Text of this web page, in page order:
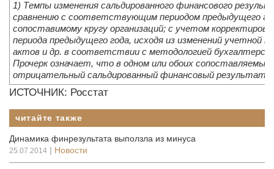
1) Темпы изменения сальдированного финансового
сравнению с соответствующим периодом предыдущего
сопоставимому кругу организаций; с учетом
периода предыдущего года, исходя из изменений учетной
актов и др. в соответствии с методологией
Прочерк означает, что в одном или обоих сопоставляемых
отрицательный сальдированный финансовый результат.
ИСТОЧНИК: Росстат
читайте также
Динамика финрезультата выползла из минуса
25.07.2014 | Новости